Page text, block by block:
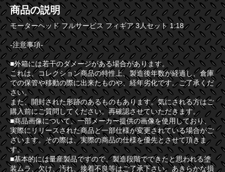
商品の説明
モーターヘッド フルサービス フィギア 3人セット 1:18
-注意事項-
■外箱には若干のダメージがある場合があります。
これは、コレクション商品の特性上、製造後年数が経過し、倉庫
での保管や移動の際に出来たものや、経年劣化です。ご了承くだ
さい。
また、開封された形跡のあるものもあります。気にされる方はご
購入前にご質問してください。再確認させていただきます。
■商品画像について、一部メーカー提供の画像を使用しており、
実際にリリースされた商品と一部仕様が変更されている場合がご
ざいます。その際は、実際の商品の仕様を優先とさせて頂きま
す。
■基本的には量産製品ですので、製造段階でできたと思われる塗
装ムラ、欠け、汚れ、接着不良等はご了承下さい。あきらかな損